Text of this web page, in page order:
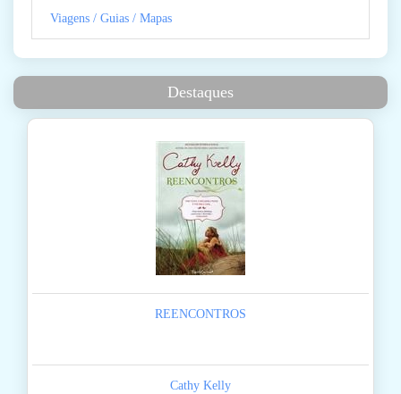
Viagens / Guias / Mapas
Destaques
REENCONTROS
Cathy Kelly